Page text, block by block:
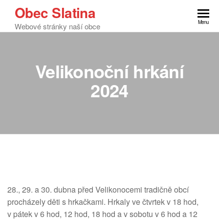
Obec Slatina
Webové stránky naší obce Menu
Velikonoční hrkání
2024
28., 29. a 30. dubna před Velikonocemi tradičně obcí
procházely děti s hrkačkami. Hrkaly ve čtvrtek v 18 hod,
v pátek v 6 hod, 12 hod, 18 hod a v sobotu v 6 hod a 12